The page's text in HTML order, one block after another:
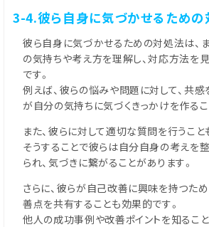
3-4.彼ら自身に気づかせるための
彼ら自身に気づかせるための対処法は、
の気持ちや考え方を理解し、対応方法を
です。
例えば、彼らの悩みや問題に対して、共感
が自分の気持ちに気づくきっかけを作るこ
また、彼らに対して適切な質問を行うこと
そうすることで彼らは自分自身の考えを
られ、気づきに繋がることがあります。
さらに、彼らが自己改善に興味を持つた
善点を共有することも効果的です。
他人の成功事例や改善ポイントを知るこ